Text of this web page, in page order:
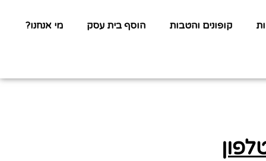
קופונים והטבות הוסף בית עסק מי אנחנו?